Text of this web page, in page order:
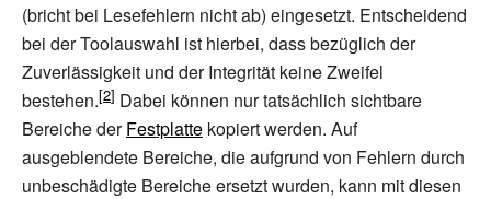
(bricht bei Lesefehlern nicht ab) eingesetzt. Entscheidend
bei der Toolauswahl ist hierbei, dass bezüglich der
Zuverlässigkeit und der Integrität keine Zweifel
bestehen.
Dabei können nur tatsächlich sichtbare
Bereiche derFestplatte kopiert werden. Auf
ausgeblendete Bereiche, die aufgrund von Fehlern durch
unbeschädigte Bereiche ersetzt wurden, kann mit diesen